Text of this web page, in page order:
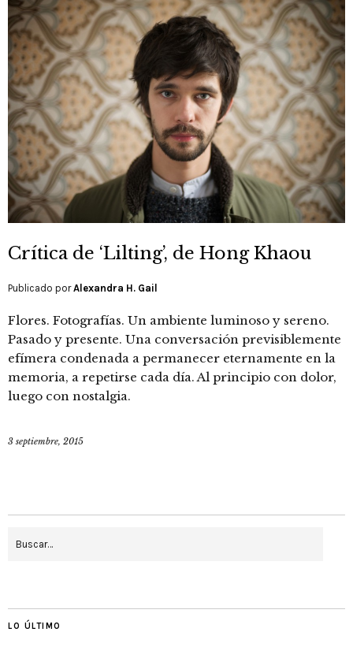
Crítica de ‘Lilting’, de Hong Khaou
Publicado porAlexandra H. Gail
Flores. Fotografías. Un ambiente luminoso y sereno.
Pasado y presente. Una conversación previsiblemente
efímera condenada a permanecer eternamente en la
memoria, a repetirse cada día. Al principio con dolor,
luego con nostalgia.
3 septiembre, 2015
LO ÚLTIMO